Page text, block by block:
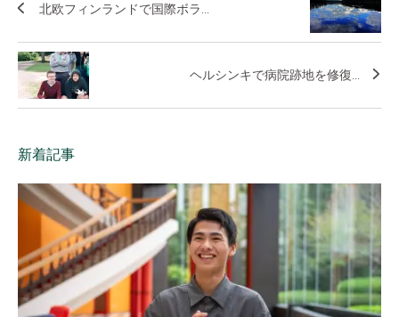
北欧フィンランドで国際ボラ...
ヘルシンキで病院跡地を修復...
新着記事